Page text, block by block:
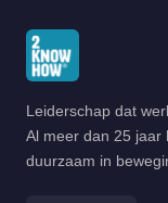
Leiderschap dat
Al meer dan 25 jaar
duurzaam in